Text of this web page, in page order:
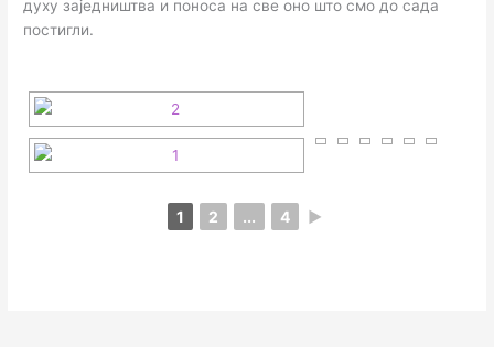
духу заједништва и поноса на све оно што смо до сада
постигли.
1 2 ... 4 ►